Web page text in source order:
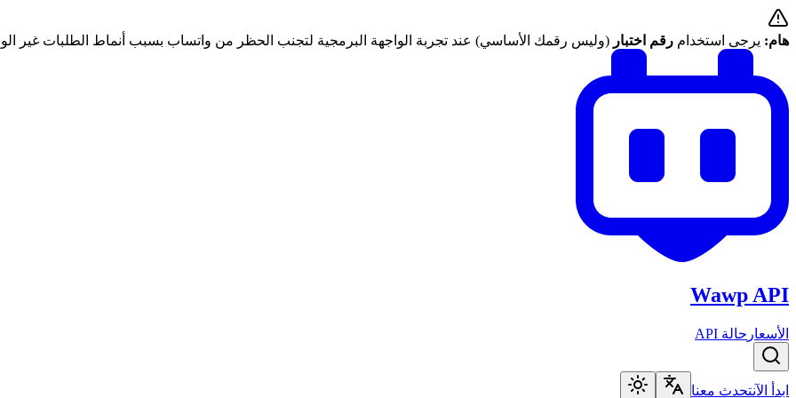
هام: يرجى استخدام رقم اختبار (وليس رقمك الأساسي) عند تجربة الواجهة البرمجية لتجنب الحظر من واتساب بسبب أنماط الطلبات غير
Wawp API
الأسعار حالة API
ابدأ الآنتحدث معنا